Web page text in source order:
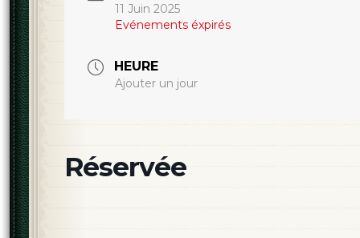
11 Juin 2025
Evénements éxpirés
HEURE
Ajouter un jour
Réservée